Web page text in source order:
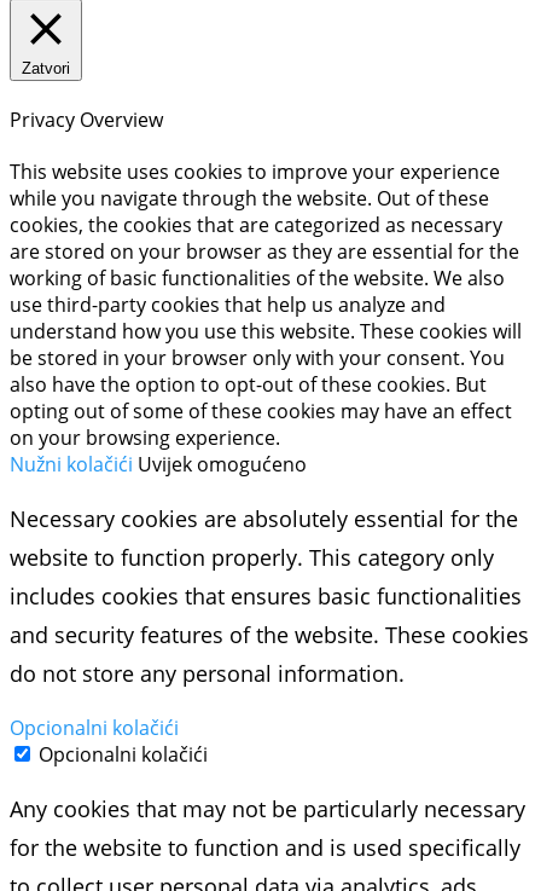
Zatvori
Privacy Overview
This website uses cookies to improve your experience
while you navigate through the website. Out of these
cookies, the cookies that are categorized as necessary
are stored on your browser as they are essential for the
working of basic functionalities of the website. We also
use third-party cookies that help us analyze and
understand how you use this website. These cookies will
be stored in your browser only with your consent. You
also have the option to opt-out of these cookies. But
opting out of some of these cookies may have an effect
on your browsing experience.
Nužni kolačići Uvijek omogućeno
Necessary cookies are absolutely essential for the
website to function properly. This category only
includes cookies that ensures basic functionalities
and security features of the website. These cookies
do not store any personal information.
Opcionalni kolačići
Opcionalni kolačići
Any cookies that may not be particularly necessary
for the website to function and is used specifically